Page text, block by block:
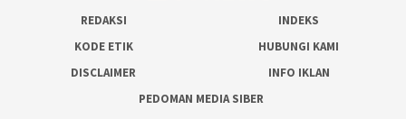
REDAKSI
INDEKS
KODE ETIK
HUBUNGI KAMI
DISCLAIMER
INFO IKLAN
PEDOMAN MEDIA SIBER